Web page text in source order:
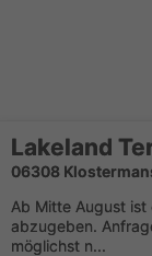
Lakeland
06308
Ab Mitte August ist
abzugeben.
möglichst n...